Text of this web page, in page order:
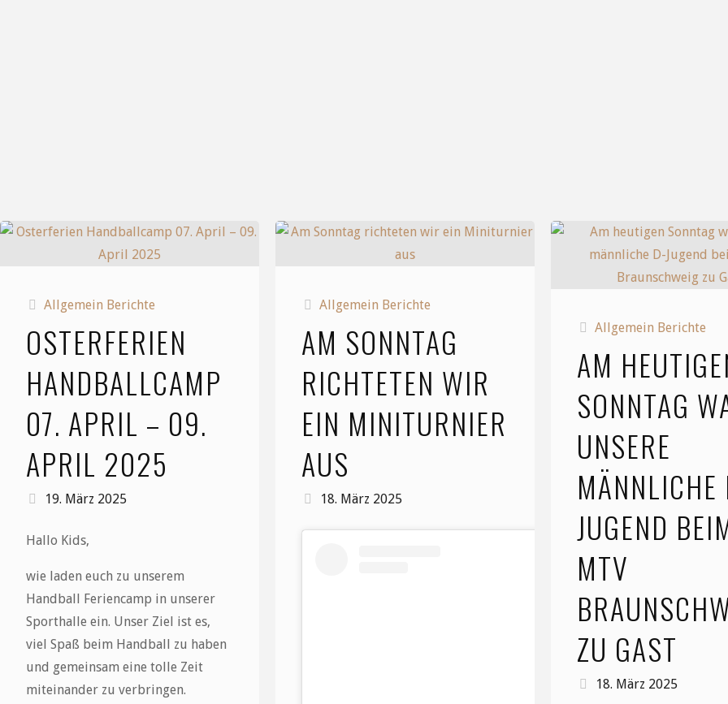
Allgemein Berichte
OSTERFERIEN
HANDBALLCAMP
07. APRIL – 09.
APRIL 2025
19. März 2025
Hallo Kids,
wie laden euch zu unserem
Handball Feriencamp in unserer
Sporthalle ein. Unser Ziel ist es,
viel Spaß beim Handball zu haben
und gemeinsam eine tolle Zeit
miteinander zu verbringen.
Allgemein Berichte
AM SONNTAG
RICHTETEN WIR
EIN MINITURNIER
AUS
18. März 2025
Allgemein Berichte
AM
SONNTAG
UNSERE
JUGEND
MTV
ZU GAST
18. März 2025